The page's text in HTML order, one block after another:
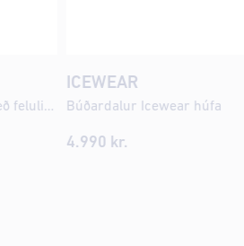
Laxárdalur húfa með feluliturmynstri
ICEWEAR
Búðardalur Icewear húfa
4.990 kr.